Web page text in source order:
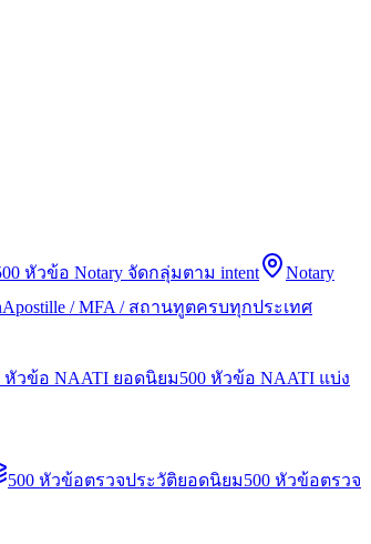
หัวข้อ Notary จัดกลุ่มตาม intent
Notary
Apostille / MFA / สถานทูตครบทุกประเทศ
หัวข้อ NAATI ยอดนิยม500 หัวข้อ NAATI แบ่ง
500 หัวข้อตรวจประวัติยอดนิยม500 หัวข้อตรวจ